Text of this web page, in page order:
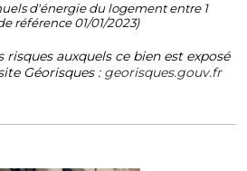
d'énergie du logement entre 1
référence 01/01/2023)
auxquels ce bien est exposé
Géorisques : georisques.gouv.fr